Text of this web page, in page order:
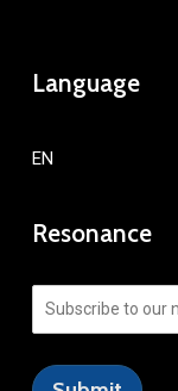
Language
EN
Resonance